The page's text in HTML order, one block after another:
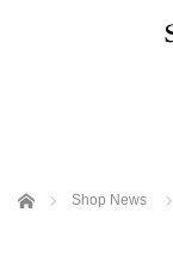
ホーム Shop News